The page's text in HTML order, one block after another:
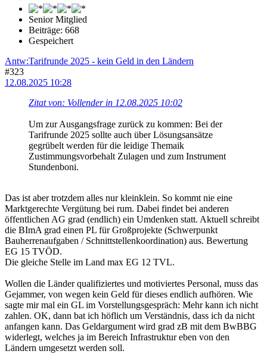
Senior Mitglied
Beiträge: 668
Gespeichert
Antw:Tarifrunde 2025 - kein Geld in den Ländern
#323
12.08.2025 10:28
Zitat von: Vollender in 12.08.2025 10:02
Um zur Ausgangsfrage zurück zu kommen: Bei der
Tarifrunde 2025 sollte auch über Lösungsansätze
gegrübelt werden für die leidige Themaik
Zustimmungsvorbehalt Zulagen und zum Instrument
Stundenboni.
Das ist aber trotzdem alles nur kleinklein. So kommt nie eine
Marktgerechte Vergütung bei rum. Dabei findet bei anderen
öffentlichen AG grad (endlich) ein Umdenken statt. Aktuell schreibt
die BImA grad einen PL für Großprojekte (Schwerpunkt
Bauherrenaufgaben / Schnittstellenkoordination) aus. Bewertung
EG 15 TVÖD.
Die gleiche Stelle im Land max EG 12 TVL.
Wollen die Länder qualifiziertes und motiviertes Personal, muss das
Gejammer, von wegen kein Geld für dieses endlich aufhören. Wie
sagte mir mal ein GL im Vorstellungsgespräch: Mehr kann ich nicht
zahlen. OK, dann bat ich höflich um Verständnis, dass ich da nicht
anfangen kann. Das Geldargument wird grad zB mit dem BwBBG
widerlegt, welches ja im Bereich Infrastruktur eben von den
Ländern umgesetzt werden soll.